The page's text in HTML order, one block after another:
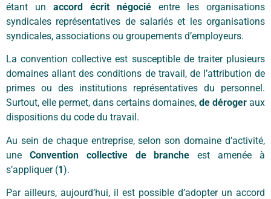
étant un accord écrit négocié entre les organisations
syndicales représentatives de salariés et les organisations
syndicales, associations ou groupements d’employeurs.
La convention collective est susceptible de traiter plusieurs
domaines allant des conditions de travail, de l’attribution de
primes ou des institutions représentatives du personnel.
Surtout, elle permet, dans certains domaines, de déroger aux
dispositions du code du travail.
Au sein de chaque entreprise, selon son domaine d’activité,
une Convention collective de branche est amenée à
s’appliquer (1).
Par ailleurs, aujourd’hui, il est possible d’adopter un accord